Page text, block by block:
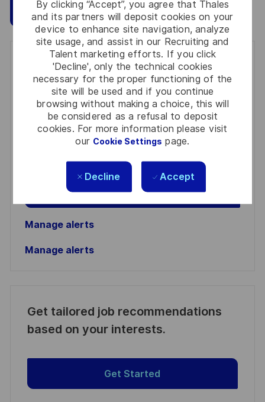
By clicking “Accept”, you agree that Thales
and its partners will deposit cookies on your
device to enhance site navigation, analyze
site usage, and assist in our Recruiting and
Talent marketing efforts. If you click
'Decline', only the technical cookies
necessary for the proper functioning of the
site will be used and if you continue
browsing without making a choice, this will
be considered as a refusal to deposit
cookies. For more information please visit
our Cookie Settings page.
Decline Accept
Apply Now Save
Get notified for similar jobs
You'll receive updates once a week
Email
(Required)
Review and agree to the terms of processing
personal information
Activate
Manage alerts
Manage alerts
Get tailored job recommendations
based on your interests.
Get Started